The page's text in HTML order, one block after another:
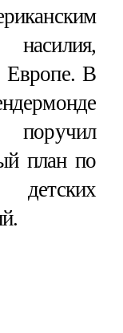
Европе. В
план по
детских